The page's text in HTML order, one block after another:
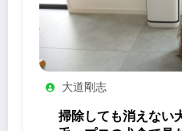
大道剛志
掃除しても消えない